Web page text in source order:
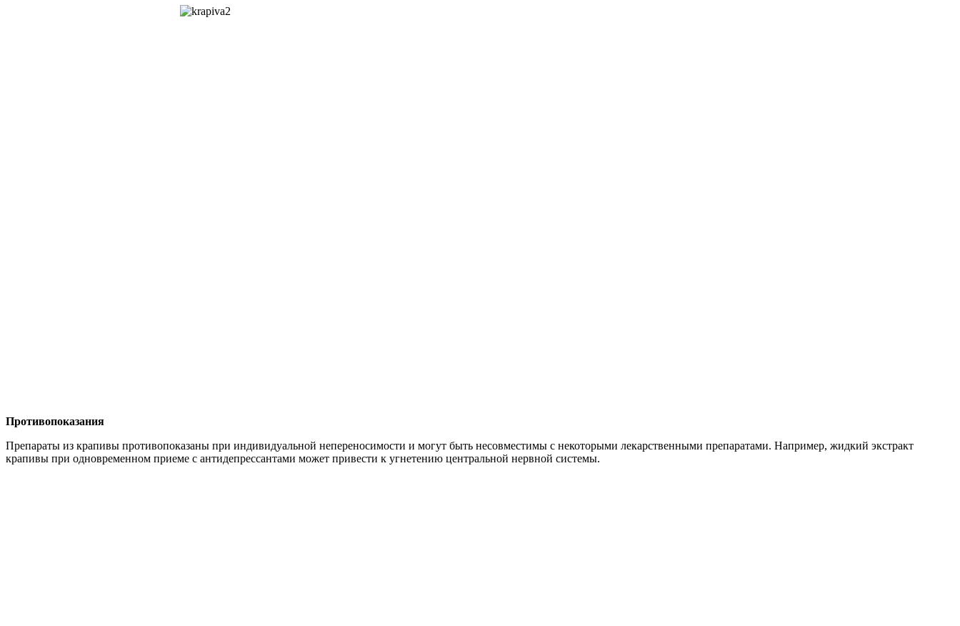
Противопоказания
Препараты из крапивы противопоказаны при индивидуальной непереносимости и могут быть несовместимы с некоторыми лекарственными препаратами. Например, жидкий экстракт
крапивы при одновременном приеме с антидепрессантами может привести к угнетению центральной нервной системы.